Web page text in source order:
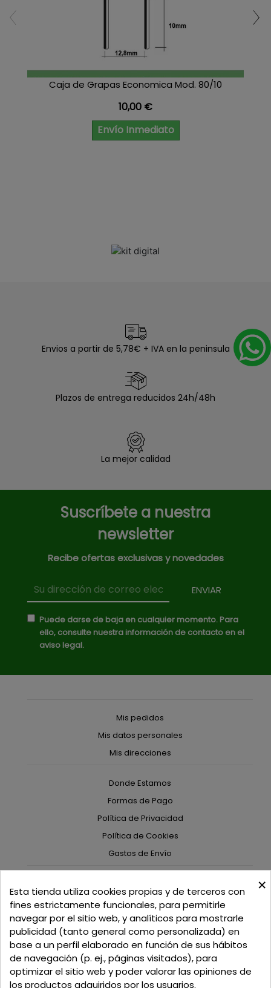
Caja de Grapas Economica Mod. 80/10
Precio
10,00 €
Envío Inmediato
Envios a partir de 5,78€ + IVA en la peninsula
Plazos de entrega reducidos 24h/48h
La mejor calidad
Suscríbete a nuestra
newsletter
Recibe ofertas exclusivas y novedades
Puede darse de baja en cualquier momento. Para
ello, consulte nuestra información de contacto en el
aviso legal.
Mis pedidos
Mis datos personales
Mis direcciones
Donde Estamos
Formas de Pago
Política de Privacidad
Política de Cookies
Gastos de Envío
C/ Delgadillo Nº 7 - Local 1 - 45600
Talavera de la Reina - Toledo - (España)
Llamadnos:+34 925 82 02 19 o625 654 791
Email: curtidosytapicerias@gmail.com
Verano:
×
Esta tienda utiliza cookies propias y de terceros con
fines estrictamente funcionales, para permitirle
navegar por el sitio web, y analíticos para mostrarle
publicidad (tanto general como personalizada) en
base a un perfil elaborado en función de sus hábitos
de navegación (p. ej., páginas visitados), para
optimizar el sitio web y poder valorar las opiniones de
los productos adquiridos por los usuarios.